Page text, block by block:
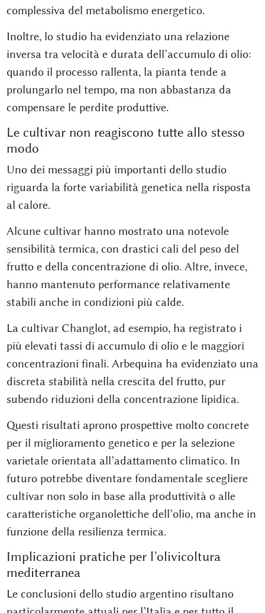
complessiva del metabolismo energetico.
Inoltre, lo studio ha evidenziato una relazione
inversa tra velocità e durata dell’accumulo di olio:
quando il processo rallenta, la pianta tende a
prolungarlo nel tempo, ma non abbastanza da
compensare le perdite produttive.
Le cultivar non reagiscono tutte allo stesso
modo
Uno dei messaggi più importanti dello studio
riguarda la forte variabilità genetica nella risposta
al calore.
Alcune cultivar hanno mostrato una notevole
sensibilità termica, con drastici cali del peso del
frutto e della concentrazione di olio. Altre, invece,
hanno mantenuto performance relativamente
stabili anche in condizioni più calde.
La cultivar Changlot, ad esempio, ha registrato i
più elevati tassi di accumulo di olio e le maggiori
concentrazioni finali. Arbequina ha evidenziato una
discreta stabilità nella crescita del frutto, pur
subendo riduzioni della concentrazione lipidica.
Questi risultati aprono prospettive molto concrete
per il miglioramento genetico e per la selezione
varietale orientata all’adattamento climatico. In
futuro potrebbe diventare fondamentale scegliere
cultivar non solo in base alla produttività o alle
caratteristiche organolettiche dell’olio, ma anche in
funzione della resilienza termica.
Implicazioni pratiche per l’olivicoltura
mediterranea
Le conclusioni dello studio argentino risultano